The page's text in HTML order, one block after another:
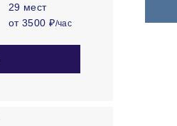
29 мест
от 3500 ₽/час